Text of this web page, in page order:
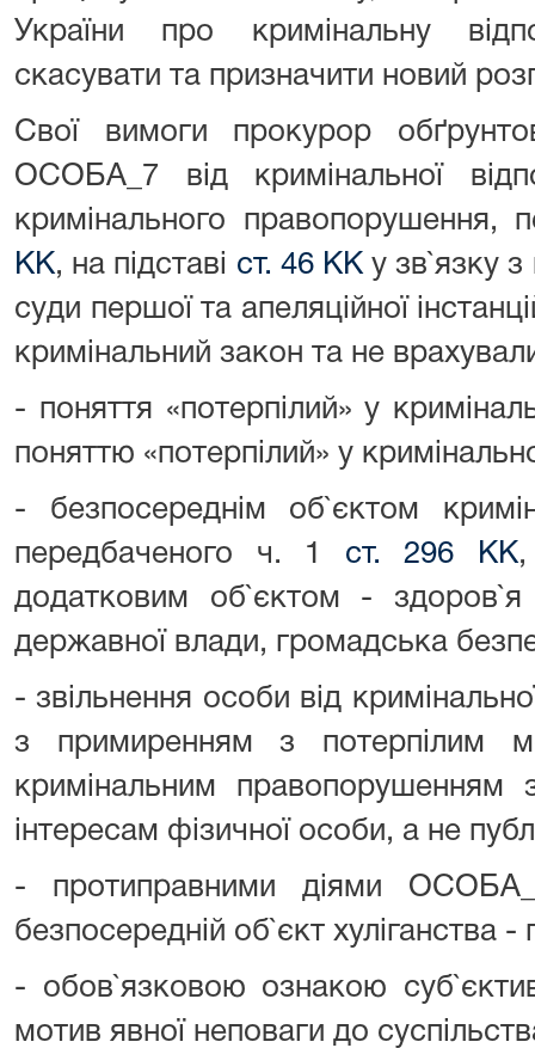
України про кримінальну
скасувати та призначити новий
Свої вимоги прокурор
ОСОБА_7 від кримінальної
кримінального правопорушення,
КК, на підставі ст. 46 ККу зв`язку з
суди першої та апеляційної
кримінальний закон та не
- поняття «потерпілий» у
поняттю «потерпілий» у
- безпосереднім об`єктом
передбаченого ч. 1 ст. 296 КК,
додатковим об`єктом - здоров`я
державної влади, громадська
- звільнення особи від
з примиренням з потерпілим
кримінальним правопорушенням
інтересам фізичної особи, а не
- протиправними діями
безпосередній об`єкт хуліганства
- обов`язковою ознакою
мотив явної неповаги до